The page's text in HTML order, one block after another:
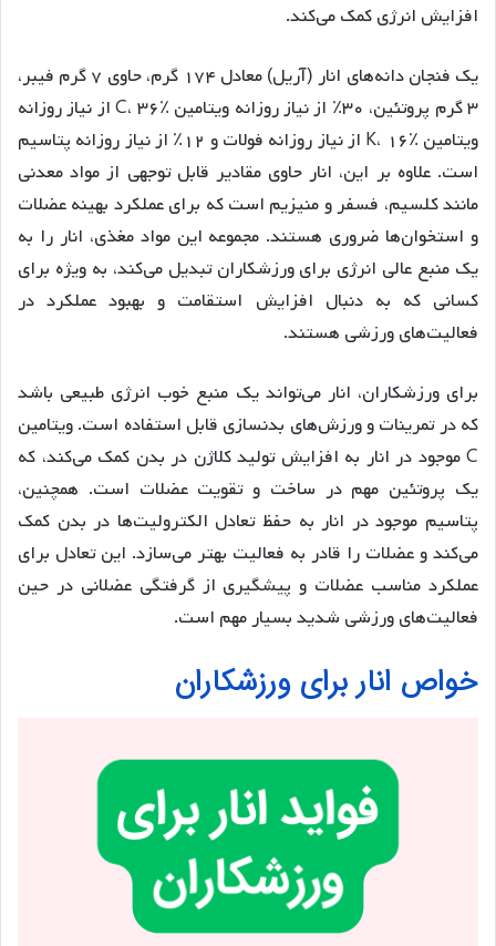
افزایش انرژی کمک می‌کند.
یک فنجان دانه‌های انار (آریل) معادل ۱۷۴ گرم، حاوی ۷ گرم فیبر،
۳ گرم پروتئین، ۳۰٪ از نیاز روزانه ویتامین C، ۳۶٪ از نیاز روزانه
ویتامین K، ۱۶٪ از نیاز روزانه فولات و ۱۲٪ از نیاز روزانه پتاسیم
است. علاوه بر این، انار حاوی مقادیر قابل توجهی از مواد معدنی
مانند کلسیم، فسفر و منیزیم است که برای عملکرد بهینه عضلات
و استخوان‌ها ضروری هستند. مجموعه این مواد مغذی، انار را به
یک منبع عالی انرژی برای ورزشکاران تبدیل می‌کند، به ویژه برای
کسانی که به دنبال افزایش استقامت و بهبود عملکرد در
فعالیت‌های ورزشی هستند.
برای ورزشکاران، انار می‌تواند یک منبع خوب انرژی طبیعی باشد
که در تمرینات و ورزش‌های بدنسازی قابل استفاده است. ویتامین
C موجود در انار به افزایش تولید کلاژن در بدن کمک می‌کند، که
یک پروتئین مهم در ساخت و تقویت عضلات است. همچنین،
پتاسیم موجود در انار به حفظ تعادل الکترولیت‌ها در بدن کمک
می‌کند و عضلات را قادر به فعالیت بهتر می‌سازد. این تعادل برای
عملکرد مناسب عضلات و پیشگیری از گرفتگی عضلانی در حین
فعالیت‌های ورزشی شدید بسیار مهم است.
خواص انار برای ورزشکاران